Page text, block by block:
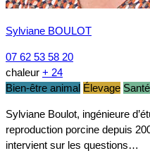
Sylviane BOULOT
07 62 53 58 20
chaleur + 24
Bien-être animal Élevage
Sylviane Boulot, ingénieure
reproduction porcine depuis
intervient sur les questions…